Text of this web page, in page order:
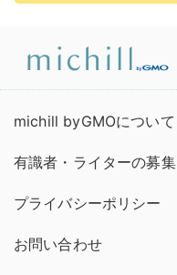
michill byGMOについて
有識者・ライターの募集
プライバシーポリシー
お問い合わせ